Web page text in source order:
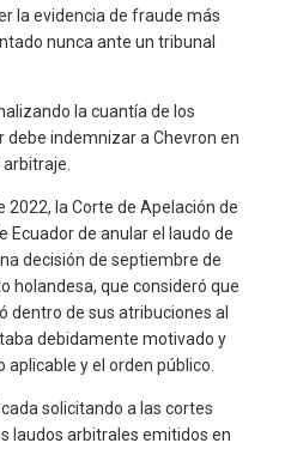
la evidencia de fraude más
nunca ante un tribunal
la cuantía de los
debe indemnizar a Chevron en
2022, la Corte de Apelación de
Ecuador de anular el laudo de
decisión de septiembre de
holandesa, que consideró que
dentro de sus atribuciones al
debidamente motivado y
y el orden público.
solicitando a las cortes
laudos arbitrales emitidos en